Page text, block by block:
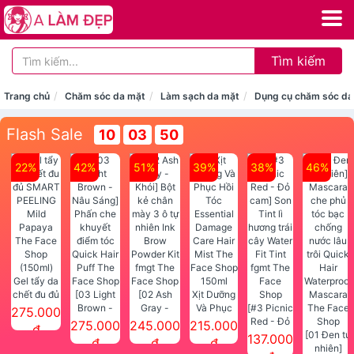
Tìm kiếm
Trang chủ Chăm sóc da mặt Làm sạch da mặt Dụng cụ chăm sóc
Flash Sale 10 03 49
22%
Gel tẩy da
chết đu đủ
SMART
PEELING
275.000
đ
42%
[03 Light
Brown -
Nâu Sáng]
Phấn che
275.000
đ
51%
[02 Ash
Gray -
Khói] Bột
kẻ chân
245.000
đ
39%
Xịt Dưỡng
Và Phục
Hồi Tóc
Essential
215.000
đ
38%
[#3 Picnic
Red - Đỏ
cam] Son
137.000
46%
[01 Đen tự
nhiên]